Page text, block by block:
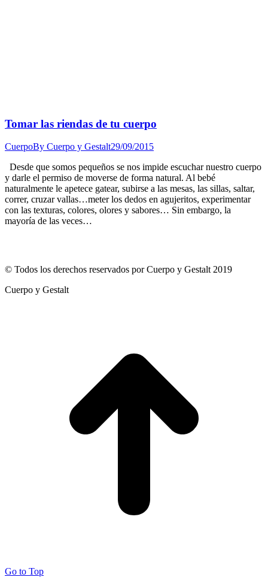
Tomar las riendas de tu cuerpo
CuerpoBy Cuerpo y Gestalt29/09/2015
Desde que somos pequeños se nos impide escuchar nuestro cuerpo
y darle el permiso de moverse de forma natural. Al bebé
naturalmente le apetece gatear, subirse a las mesas, las sillas, saltar,
correr, cruzar vallas…meter los dedos en agujeritos, experimentar
con las texturas, colores, olores y sabores… Sin embargo, la
mayoría de las veces…
© Todos los derechos reservados por Cuerpo y Gestalt 2019
Cuerpo y Gestalt
Go to Top